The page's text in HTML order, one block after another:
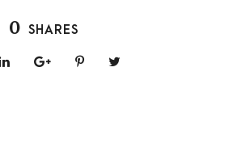
0 SHARES